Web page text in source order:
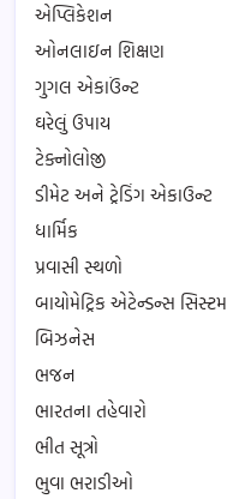
એપ્લિકેશન
ઓનલાઇન શિક્ષણ
ગુગલ એકાઉંન્ટ
ઘરેલું ઉપાય
ટેક્નોલોજી
ડીમેટ અને ટ્રેડિંગ એકાઉન્ટ
ધાર્મિક
પ્રવાસી સ્થળો
બાયોમેટ્રિક એટેન્ડન્સ સિસ્ટમ
બિઝનેસ
ભજન
ભારતના તહેવારો
ભીત સૂત્રો
ભુવા ભરાડીઓ